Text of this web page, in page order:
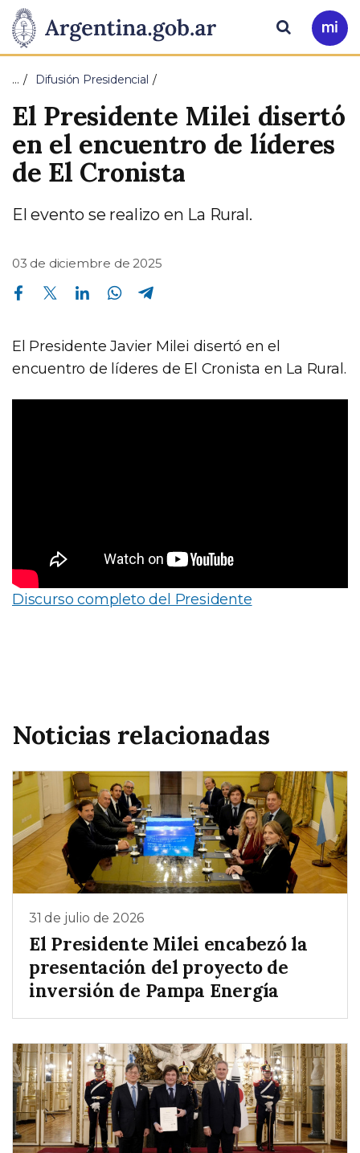
Presidencia
de
la
Nación
Pasar al contenido principal
Ir
a
Buscar
… Difusión Presidencial
El Presidente Milei disertó
en el encuentro de líderes
de El Cronista
El evento se realizo en La Rural.
03 de diciembre de 2025
Compartir en Facebook Compartir en Twitter Compartir en Linkedin Compartir en Whatsapp
El Presidente Javier Milei disertó en el
encuentro de líderes de El Cronista en La Rural.
Discurso completo del Presidente
Noticias relacionadas
31 de julio de 2026
El Presidente Milei encabezó la
presentación del proyecto de
inversión de Pampa Energía